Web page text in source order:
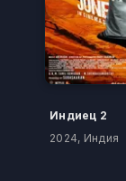
Индиец 2
2024, Индия